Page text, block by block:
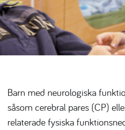
Barn med neurologiska
såsom cerebral pares (CP)
relaterade fysiska